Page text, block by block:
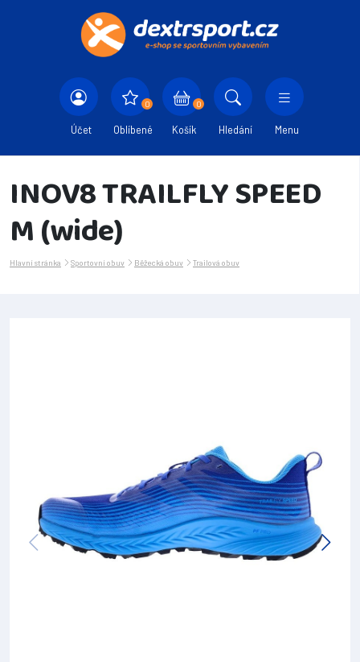
Účet
0
Oblíbené
0
Košík Hledání Menu
INOV8 TRAILFLY SPEED
M (wide)
Hlavní stránka Sportovní obuv Běžecká obuv Trailová obuv